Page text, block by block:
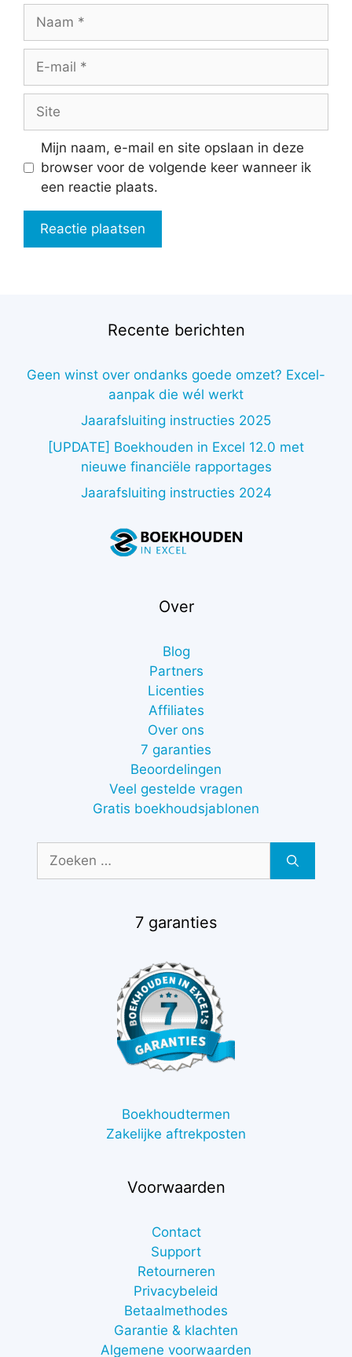
mail
Mijn naam, e-mail en site opslaan in deze
browser voor de volgende keer wanneer ik
een reactie plaats.
Recente berichten
Geen winst over ondanks goede omzet? Excel-
aanpak die wél werkt
Jaarafsluiting instructies 2025
[UPDATE] Boekhouden in Excel 12.0 met
nieuwe financiële rapportages
Jaarafsluiting instructies 2024
Over
Blog
Partners
Licenties
Affiliates
Over ons
7 garanties
Beoordelingen
Veel gestelde vragen
Gratis boekhoudsjablonen
Zoek
7 garanties
Boekhoudtermen
Zakelijke aftrekposten
Voorwaarden
Contact
Support
Retourneren
Privacybeleid
Betaalmethodes
Garantie & klachten
Algemene voorwaarden